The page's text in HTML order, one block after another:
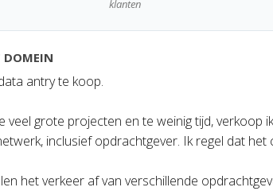
klanten
DOMEIN
antry te koop.
veel grote projecten en te weinig tijd, verkoop
inclusief opdrachtgever. Ik regel dat
het verkeer af van verschillende